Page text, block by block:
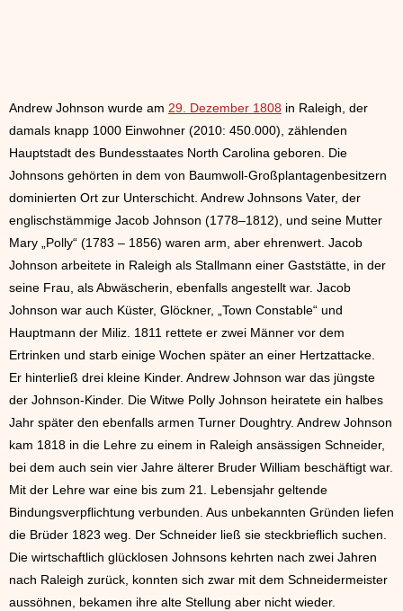
Andrew Johnson wurde am 29. Dezember 1808 in Raleigh, der
damals knapp 1000 Einwohner (2010: 450.000), zählenden
Hauptstadt des Bundesstaates North Carolina geboren. Die
Johnsons gehörten in dem von Baumwoll-Großplantagenbesitzern
dominierten Ort zur Unterschicht. Andrew Johnsons Vater, der
englischstämmige Jacob Johnson (1778–1812), und seine Mutter
Mary „Polly“ (1783 – 1856) waren arm, aber ehrenwert. Jacob
Johnson arbeitete in Raleigh als Stallmann einer Gaststätte, in der
seine Frau, als Abwäscherin, ebenfalls angestellt war. Jacob
Johnson war auch Küster, Glöckner, „Town Constable“ und
Hauptmann der Miliz. 1811 rettete er zwei Männer vor dem
Ertrinken und starb einige Wochen später an einer Hertzattacke.
Er hinterließ drei kleine Kinder. Andrew Johnson war das jüngste
der Johnson-Kinder. Die Witwe Polly Johnson heiratete ein halbes
Jahr später den ebenfalls armen Turner Doughtry. Andrew Johnson
kam 1818 in die Lehre zu einem in Raleigh ansässigen Schneider,
bei dem auch sein vier Jahre älterer Bruder William beschäftigt war.
Mit der Lehre war eine bis zum 21. Lebensjahr geltende
Bindungsverpflichtung verbunden. Aus unbekannten Gründen liefen
die Brüder 1823 weg. Der Schneider ließ sie steckbrieflich suchen.
Die wirtschaftlich glücklosen Johnsons kehrten nach zwei Jahren
nach Raleigh zurück, konnten sich zwar mit dem Schneidermeister
aussöhnen, bekamen ihre alte Stellung aber nicht wieder.